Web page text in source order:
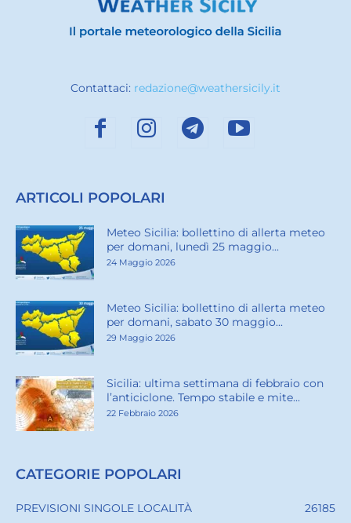
Contattaci: redazione@weathersicily.it
ARTICOLI POPOLARI
Meteo Sicilia: bollettino di allerta meteo
per domani, lunedì 25 maggio...
24 Maggio 2026
Meteo Sicilia: bollettino di allerta meteo
per domani, sabato 30 maggio...
29 Maggio 2026
Sicilia: ultima settimana di febbraio con
l’anticiclone. Tempo stabile e mite...
22 Febbraio 2026
CATEGORIE POPOLARI
PREVISIONI SINGOLE LOCALITÀ
26185